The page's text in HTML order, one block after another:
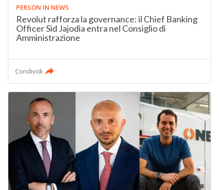
PERSON IN NEWS
Revolut rafforza la governance: il Chief Banking
Officer Sid Jajodia entra nel Consiglio di
Amministrazione
Condividi